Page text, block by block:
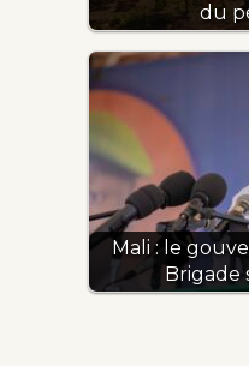
du
Mali : le
Brigade